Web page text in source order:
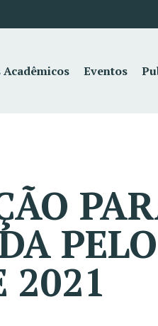
Acadêmicos Eventos
2021